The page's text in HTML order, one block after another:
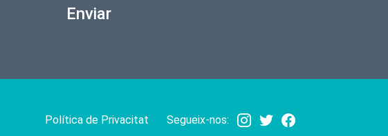
Enviar
Política de Privacitat Segueix-nos: